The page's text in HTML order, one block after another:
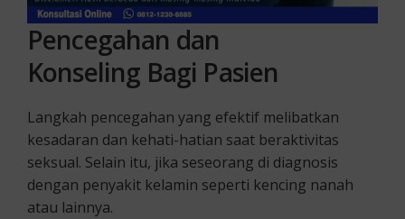
Pencegahan dan
Konseling Bagi Pasien
Langkah pencegahan yang efektif melibatkan
kesadaran dan kehati-hatian saat beraktivitas
seksual. Selain itu, jika seseorang di diagnosis
dengan penyakit kelamin seperti kencing nanah
atau lainnya.